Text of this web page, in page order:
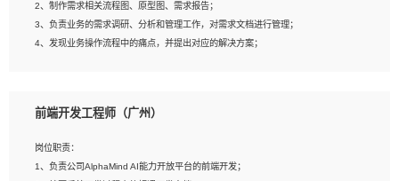
Apache、Nginx、Zabbix、Kafka等
5、熟悉主流虚拟化技术，如：VMware、KVM
6、具备网络方面的基础知识，熟悉常见的网络协议，如TCP/IP，转发原理，路由优
8、有良好的文档编写能力和沟通能力，有RHCE证书优先
2、制作需求相关流程图、原型图、需求报告；
3、负责业务的需求调研、分析和管理工作，对需求文档进行管理；
4、发现业务操作流程中的痛点，并提出对应的解决方案；
岗位要求：
2、熟悉产品及需求规划工具，如:Axure、Xmind、MS Project等；
3、具备良好的交流协调能力，有较强的责任感、工作积极主动；
前端开发工程师（广州）
岗位职责：
1、负责公司AlphaMind AI能力开放平台的前端开发；